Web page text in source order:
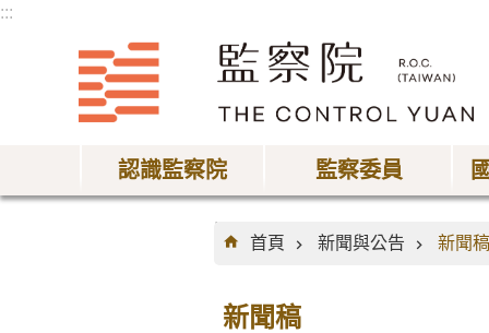
:::
認識監察院 監察委員
:::
首頁
新聞與公告 新聞稿
新聞稿